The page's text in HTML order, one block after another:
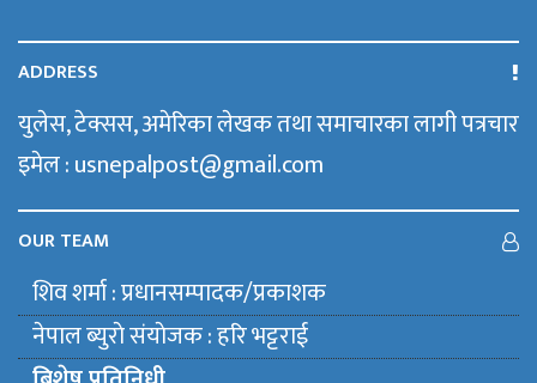
ADDRESS
युलेस, टेक्सस, अमेरिका लेखक तथा समाचारका लागी पत्रचार
इमेल : usnepalpost@gmail.com
OUR TEAM
शिव शर्मा : प्रधानसम्पादक/प्रकाशक
नेपाल ब्युराे संयाेजक : हरि भट्टराई